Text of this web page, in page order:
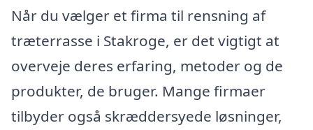
Når du vælger et firma til rensning af
træterrasse i Stakroge, er det vigtigt at
overveje deres erfaring, metoder og de
produkter, de bruger. Mange firmaer
tilbyder også skræddersyede løsninger,